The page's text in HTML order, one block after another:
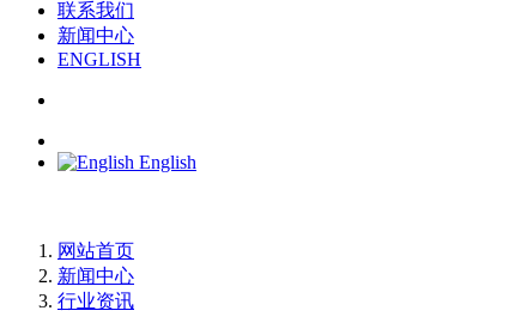
联系我们
新闻中心
ENGLISH
English
网站首页
新闻中心
行业资讯